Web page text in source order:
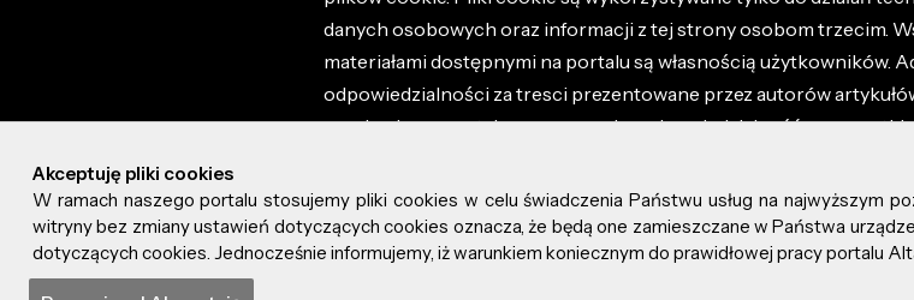
danych osobowych oraz informacji z tej strony osobom trzecim.
materiałami dostępnymi na portalu są własnością użytkowników.
odpowiedzialności za tresci prezentowane przez autorów
regulaminem portalu oraz ponosisz odpowiedzialność za
© 2026 altao.pl. Wszystkie prawa zastrzeżone.
0.048
Akceptuję pliki cookies
W ramach naszego portalu stosujemy pliki cookies w celu świadczenia Państwu usług na najwyższym
witryny bez zmiany ustawień dotyczących cookies oznacza, że będą one zamieszczane w Państwa
dotyczących cookies. Jednocześnie informujemy, iż warunkiem koniecznym do prawidłowej pracy portalu